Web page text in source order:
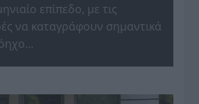
επίπεδο, με τις
να καταγράφουν σημαντικά